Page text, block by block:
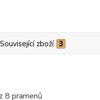
Související zboží 3
8 pramenů